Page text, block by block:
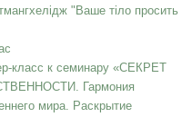
"Ваше тіло просить
класс к семинару «СЕКРЕТ
Гармония
мира. Раскрытие